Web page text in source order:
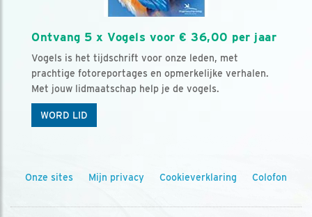
Ontvang 5 x Vogels voor € 36,00 per jaar
Vogels is het tijdschrift voor onze leden, met
prachtige fotoreportages en opmerkelijke verhalen.
Met jouw lidmaatschap help je de vogels.
WORD LID
Onze sites Mijn privacy Cookieverklaring Colofon